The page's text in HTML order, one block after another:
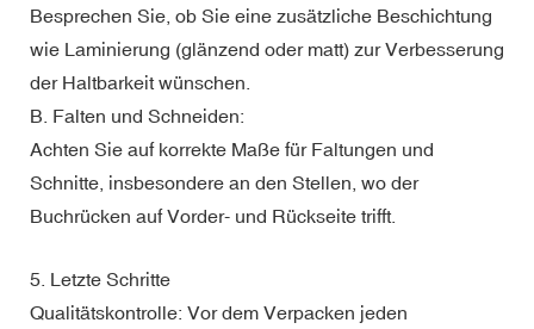
Besprechen Sie, ob Sie eine zusätzliche Beschichtung
wie Laminierung (glänzend oder matt) zur Verbesserung
der Haltbarkeit wünschen.
B. Falten und Schneiden:
Achten Sie auf korrekte Maße für Faltungen und
Schnitte, insbesondere an den Stellen, wo der
Buchrücken auf Vorder- und Rückseite trifft.
5. Letzte Schritte
Qualitätskontrolle: Vor dem Verpacken jeden